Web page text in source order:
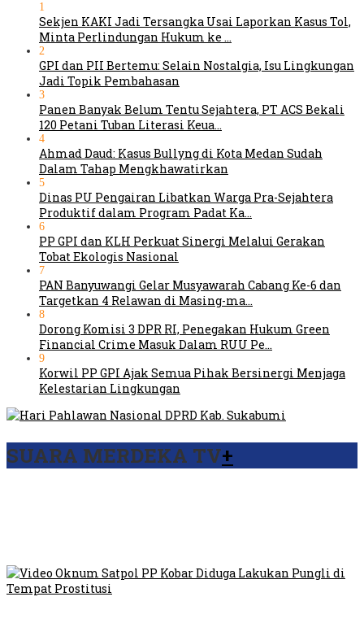
1
Sekjen KAKI Jadi Tersangka Usai Laporkan Kasus Tol,
Minta Perlindungan Hukum ke …
2
GPI dan PII Bertemu: Selain Nostalgia, Isu Lingkungan
Jadi Topik Pembahasan
3
Panen Banyak Belum Tentu Sejahtera, PT ACS Bekali
120 Petani Tuban Literasi Keua…
4
Ahmad Daud: Kasus Bullyng di Kota Medan Sudah
Dalam Tahap Mengkhawatirkan
5
Dinas PU Pengairan Libatkan Warga Pra-Sejahtera
Produktif dalam Program Padat Ka…
6
PP GPI dan KLH Perkuat Sinergi Melalui Gerakan
Tobat Ekologis Nasional
7
PAN Banyuwangi Gelar Musyawarah Cabang Ke-6 dan
Targetkan 4 Relawan di Masing-ma…
8
Dorong Komisi 3 DPR RI, Penegakan Hukum Green
Financial Crime Masuk Dalam RUU Pe…
9
Korwil PP GPI Ajak Semua Pihak Bersinergi Menjaga
Kelestarian Lingkungan
SUARA MERDEKA TV+